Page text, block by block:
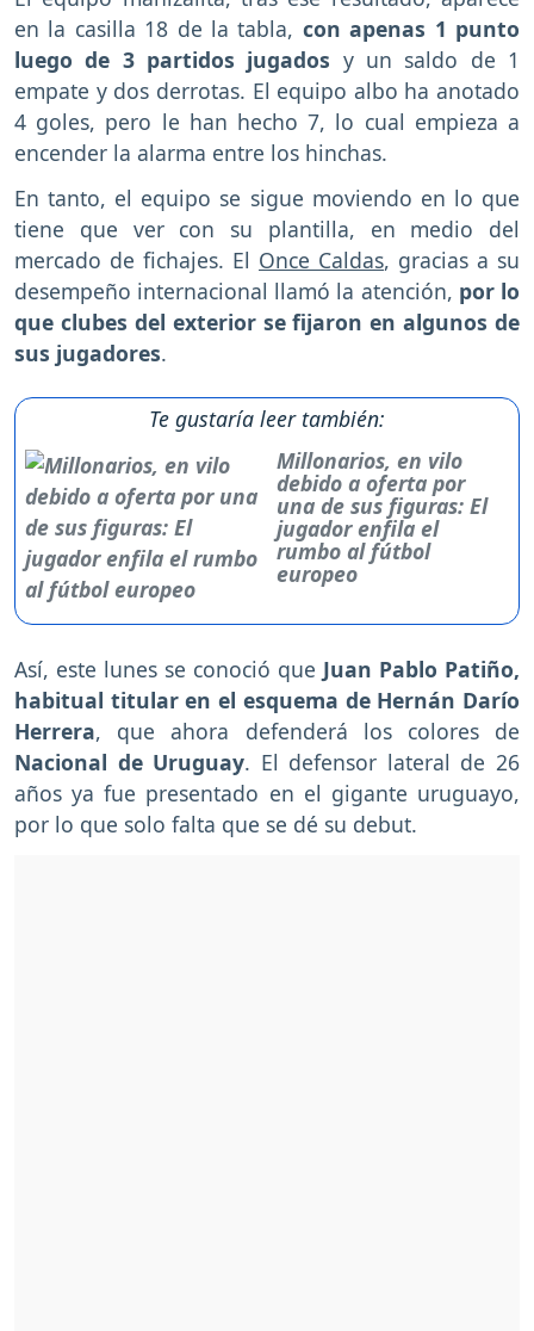
en la casilla 18 de la tabla, con apenas 1 punto
luego de 3 partidos jugados y un saldo de 1
empate y dos derrotas. El equipo albo ha anotado
4 goles, pero le han hecho 7, lo cual empieza a
encender la alarma entre los hinchas.
En tanto, el equipo se sigue moviendo en lo que
tiene que ver con su plantilla, en medio del
mercado de fichajes. El Once Caldas, gracias a su
desempeño internacional llamó la atención, por lo
que clubes del exterior se fijaron en algunos de
sus jugadores.
Te gustaría leer también:
Millonarios, en vilo
debido a oferta por
una de sus figuras: El
jugador enfila el
rumbo al fútbol
europeo
Así, este lunes se conoció que Juan Pablo Patiño,
habitual titular en el esquema de Hernán Darío
Herrera, que ahora defenderá los colores de
Nacional de Uruguay. El defensor lateral de 26
años ya fue presentado en el gigante uruguayo,
por lo que solo falta que se dé su debut.